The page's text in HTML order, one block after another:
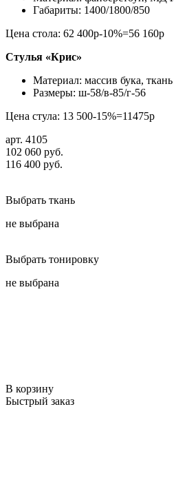
Габариты: 1400/1800/850
Цена стола: 62 400р-10%=56 160р
Стулья «Крис»
Материал: массив бука, ткань
Размеры: ш-58/в-85/г-56
Цена стула: 13 500-15%=11475р
арт. 4105
102 060 руб.
116 400 руб.
Выбрать ткань
не выбрана
Выбрать тонировку
не выбрана
В корзину
Быстрый заказ